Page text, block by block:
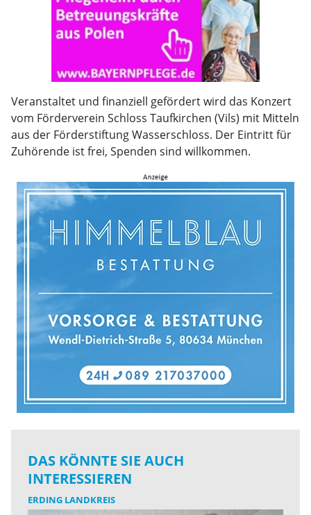
Veranstaltet und finanziell gefördert wird das Konzert
vom Förderverein Schloss Taufkirchen (Vils) mit Mitteln
aus der Förderstiftung Wasserschloss. Der Eintritt für
Zuhörende ist frei, Spenden sind willkommen.
DAS KÖNNTE SIE AUCH
INTERESSIEREN
ERDING LANDKREIS